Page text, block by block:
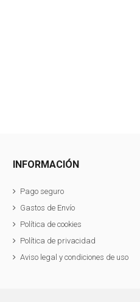
INFORMACIÓN
Pago seguro
Gastos de Envío
Política de cookies
Política de privacidad
Aviso legal y condiciones de uso